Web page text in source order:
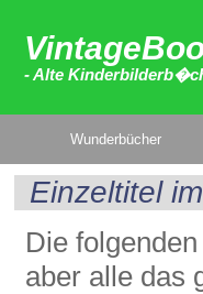
- Alte
Wunderbücher
Einzeltitel
Die
aber alle das